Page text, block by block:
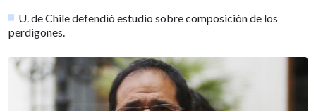
U. de Chile defendió estudio sobre composición de los
perdigones.